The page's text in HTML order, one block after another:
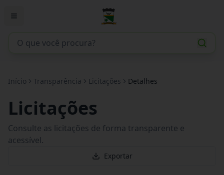
Início Transparência Licitações Detalhes
Licitações
Consulte as licitações de forma transparente e
acessível.
Exportar